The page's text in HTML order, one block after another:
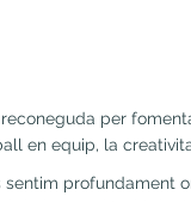
per
en equip, la
sentim profundament